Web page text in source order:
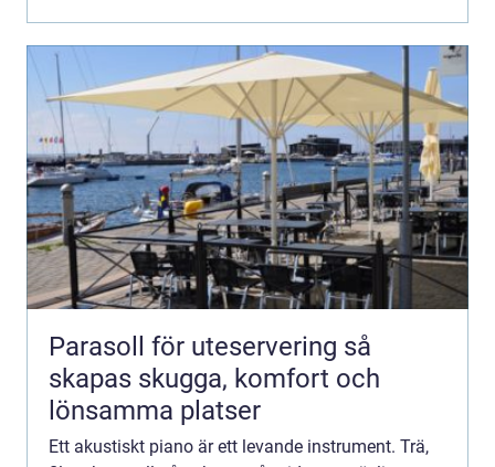
Parasoll för uteservering så
skapas skugga, komfort och
lönsamma platser
Ett akustiskt piano är ett levande instrument. Trä,